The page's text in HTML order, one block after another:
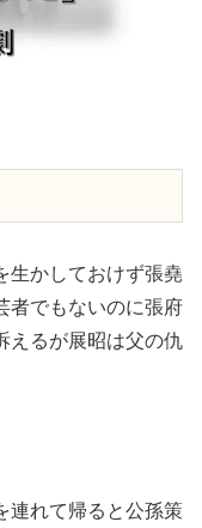
生かしておけず張堯
者でもないのに張府
えるが展昭は父の仇
連れて帰ると公孫策